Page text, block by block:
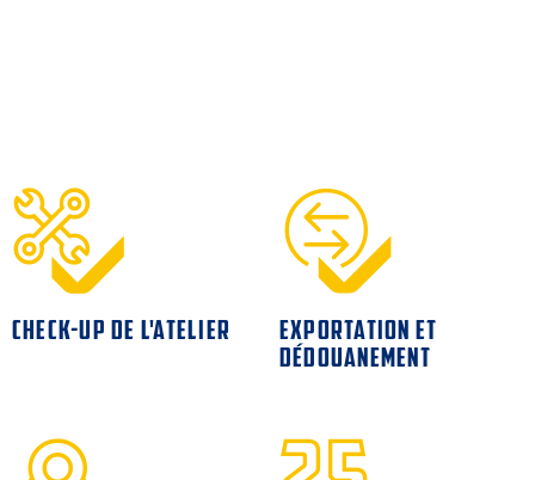
CHECK-UP DE L'ATELIER EXPORTATION ET
DÉDOUANEMENT